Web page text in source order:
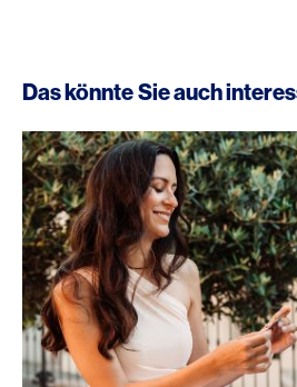
Das könnte Sie auch